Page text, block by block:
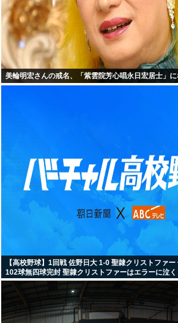
美輪明宏さんの戒名、「紫雲院芳心唱永日宏居士」に
【高校野球】1回戦 佐野日大 1-0 聖隷クリストファ
102球無四球完封 聖隷クリストファーはエラーに泣く